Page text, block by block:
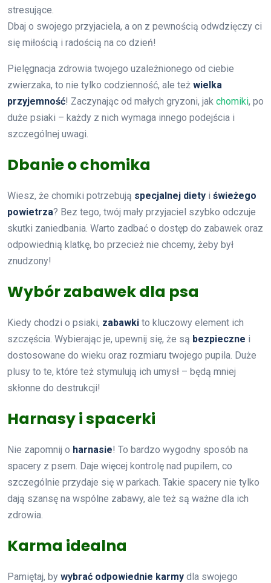
stresujące.
Dbaj o swojego przyjaciela, a on z pewnością odwdzięczy ci
się miłością i radością na co dzień!
Pielęgnacja zdrowia twojego uzależnionego od ciebie
zwierzaka, to nie tylko codzienność, ale też wielka
przyjemność! Zaczynając od małych gryzoni, jak chomiki, po
duże psiaki – każdy z nich wymaga innego podejścia i
szczególnej uwagi.
Dbanie o chomika
Wiesz, że chomiki potrzebują specjalnej diety i świeżego
powietrza? Bez tego, twój mały przyjaciel szybko odczuje
skutki zaniedbania. Warto zadbać o dostęp do zabawek oraz
odpowiednią klatkę, bo przecież nie chcemy, żeby był
znudzony!
Wybór zabawek dla psa
Kiedy chodzi o psiaki, zabawki to kluczowy element ich
szczęścia. Wybierając je, upewnij się, że są bezpieczne i
dostosowane do wieku oraz rozmiaru twojego pupila. Duże
plusy to te, które też stymulują ich umysł – będą mniej
skłonne do destrukcji!
Harnasy i spacerki
Nie zapomnij o harnasie! To bardzo wygodny sposób na
spacery z psem. Daje więcej kontrolę nad pupilem, co
szczególnie przydaje się w parkach. Takie spacery nie tylko
dają szansę na wspólne zabawy, ale też są ważne dla ich
zdrowia.
Karma idealna
Pamiętaj, by wybrać odpowiednie karmy dla swojego